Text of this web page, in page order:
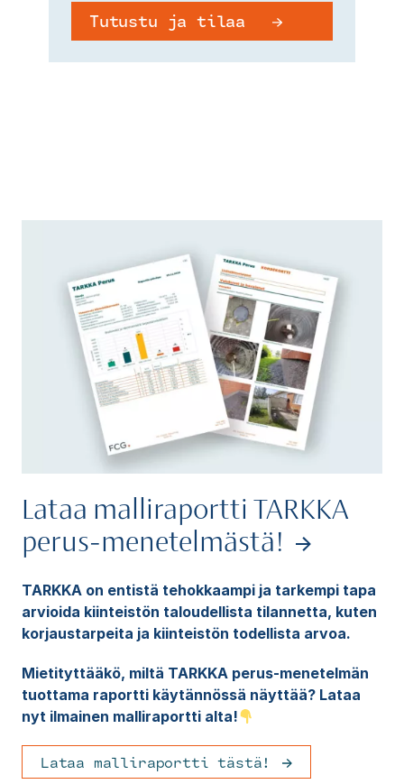
Tutustu ja tilaa
Lataa malliraportti TARKKA
perus-menetelmästä!
TARKKA on entistä tehokkaampi ja tarkempi tapa
arvioida kiinteistön taloudellista tilannetta, kuten
korjaustarpeita ja kiinteistön todellista arvoa.
Mietityttääkö, miltä TARKKA perus-menetelmän
tuottama raportti käytännössä näyttää? Lataa
nyt ilmainen malliraportti alta!
Lataa malliraportti tästä!